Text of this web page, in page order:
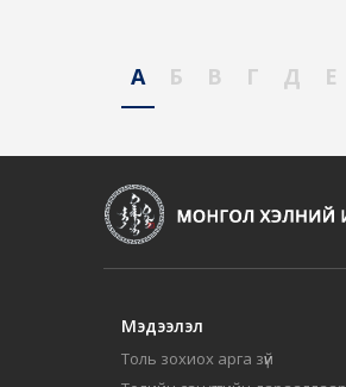
А Б В Г Д Е
Мэдээлэл
Толь зохиох арга зүй